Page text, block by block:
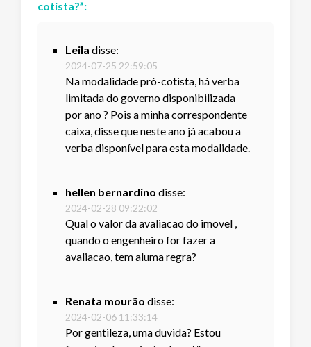
cotista?”:
Leila disse:
2024-07-25 22:59:05
Na modalidade pró-cotista, há verba
limitada do governo disponibilizada
por ano ? Pois a minha correspondente
caixa, disse que neste ano já acabou a
verba disponível para esta modalidade.
hellen bernardino disse:
2024-02-28 09:22:02
Qual o valor da avaliacao do imovel ,
quando o engenheiro for fazer a
avaliacao, tem aluma regra?
Renata mourão disse:
2024-02-06 11:33:14
Por gentileza, uma duvida? Estou